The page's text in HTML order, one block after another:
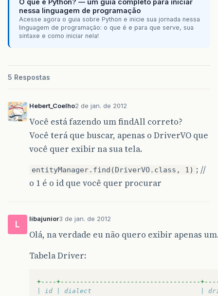
nessa linguagem de programação
Acesse agora o guia sobre Python e inicie sua jornada nessa
linguagem de programação: o que é e para que serve, sua
sintaxe e como iniciar nela!
5 Respostas
Hebert_Coelho2 de jan. de 2012
Você está fazendo um findAll correto?
Você terá que buscar, apenas o DriverVO que
você quer exibir na sua tela.
entityManager.find(DriverVO.class, 1) ; //
o 1 é o id que você quer procurar
L
libajunior3 de jan. de 2012
Olá, na verdade eu não quero exibir apenas
Tabela Driver:
+----+------------------------------------
| id | dialect                            |